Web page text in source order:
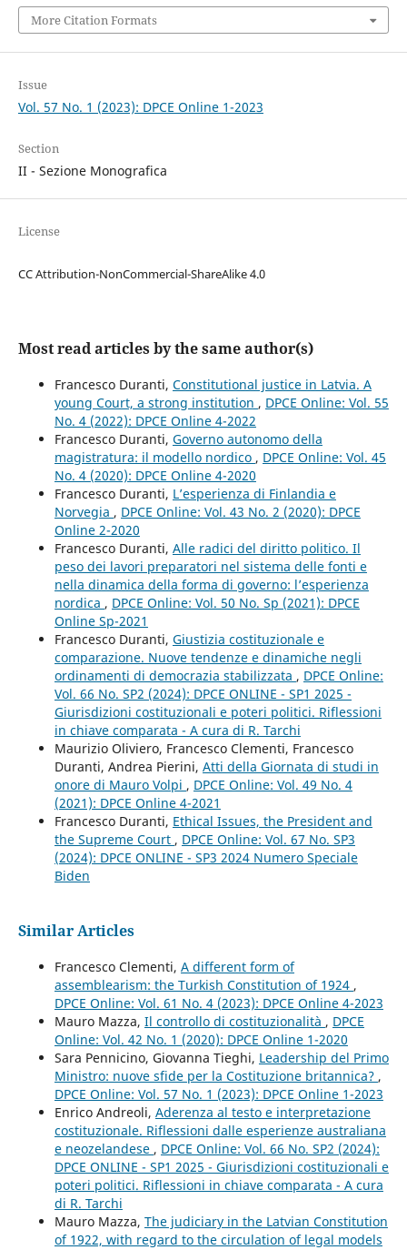
More Citation Formats
Issue
Vol. 57 No. 1 (2023): DPCE Online 1-2023
Section
II - Sezione Monografica
License
CC Attribution-NonCommercial-ShareAlike 4.0
Most read articles by the same author(s)
Francesco Duranti, Constitutional justice in Latvia. A
young Court, a strong institution , DPCE Online: Vol. 55
No. 4 (2022): DPCE Online 4-2022
Francesco Duranti, Governo autonomo della
magistratura: il modello nordico , DPCE Online: Vol. 45
No. 4 (2020): DPCE Online 4-2020
Francesco Duranti, L’esperienza di Finlandia e
Norvegia , DPCE Online: Vol. 43 No. 2 (2020): DPCE
Online 2-2020
Francesco Duranti, Alle radici del diritto politico. Il
peso dei lavori preparatori nel sistema delle fonti e
nella dinamica della forma di governo: l’esperienza
nordica , DPCE Online: Vol. 50 No. Sp (2021): DPCE
Online Sp-2021
Francesco Duranti, Giustizia costituzionale e
comparazione. Nuove tendenze e dinamiche negli
ordinamenti di democrazia stabilizzata , DPCE Online:
Vol. 66 No. SP2 (2024): DPCE ONLINE - SP1 2025 -
Giurisdizioni costituzionali e poteri politici. Riflessioni
in chiave comparata - A cura di R. Tarchi
Maurizio Oliviero, Francesco Clementi, Francesco
Duranti, Andrea Pierini, Atti della Giornata di studi in
onore di Mauro Volpi , DPCE Online: Vol. 49 No. 4
(2021): DPCE Online 4-2021
Francesco Duranti, Ethical Issues, the President and
the Supreme Court , DPCE Online: Vol. 67 No. SP3
(2024): DPCE ONLINE - SP3 2024 Numero Speciale
Biden
Similar Articles
Francesco Clementi, A different form of
assemblearism: the Turkish Constitution of 1924 ,
DPCE Online: Vol. 61 No. 4 (2023): DPCE Online 4-2023
Mauro Mazza, Il controllo di costituzionalità , DPCE
Online: Vol. 42 No. 1 (2020): DPCE Online 1-2020
Sara Pennicino, Giovanna Tieghi, Leadership del Primo
Ministro: nuove sfide per la Costituzione britannica? ,
DPCE Online: Vol. 57 No. 1 (2023): DPCE Online 1-2023
Enrico Andreoli, Aderenza al testo e interpretazione
costituzionale. Riflessioni dalle esperienze australiana
e neozelandese , DPCE Online: Vol. 66 No. SP2 (2024):
DPCE ONLINE - SP1 2025 - Giurisdizioni costituzionali e
poteri politici. Riflessioni in chiave comparata - A cura
di R. Tarchi
Mauro Mazza, The judiciary in the Latvian Constitution
of 1922, with regard to the circulation of legal models